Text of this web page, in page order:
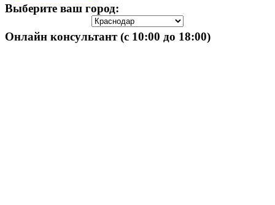
Выберите ваш город:
Онлайн консультант (с 10:00 до 18:00)